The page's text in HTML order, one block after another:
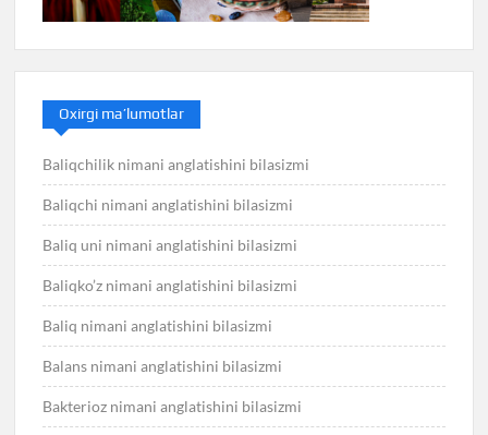
Oxirgi ma’lumotlar
Baliqchilik nimani anglatishini bilasizmi
Baliqchi nimani anglatishini bilasizmi
Baliq uni nimani anglatishini bilasizmi
Baliqko’z nimani anglatishini bilasizmi
Baliq nimani anglatishini bilasizmi
Balans nimani anglatishini bilasizmi
Bakterioz nimani anglatishini bilasizmi